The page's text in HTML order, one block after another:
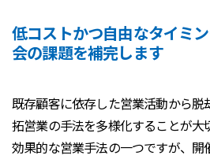
低コストかつ自由なタイミ
会の課題を補完します
既存顧客に依存した営業活動から脱
拓営業の手法を多様化することが大
効果的な営業手法の一つですが、開